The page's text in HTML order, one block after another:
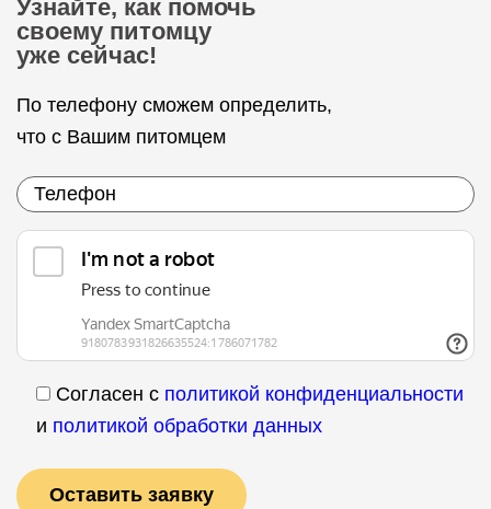
Узнайте, как помочь
своему питомцу
уже сейчас!
По телефону сможем определить,
что с Вашим питомцем
Согласен с политикой конфиденциальности
и политикой обработки данных